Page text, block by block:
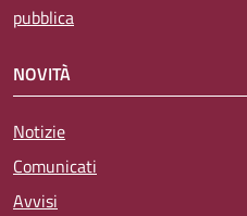
pubblica
NOVITÀ
Notizie
Comunicati
Avvisi